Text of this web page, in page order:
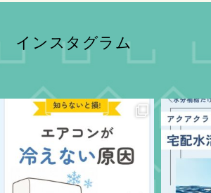
インスタグラム